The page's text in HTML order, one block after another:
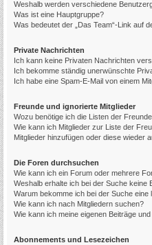
Weshalb werden verschiedene
Was ist eine Hauptgruppe?
Was bedeutet der „Das Team“-Link auf
Private Nachrichten
Ich kann keine Privaten Nachrichten
Ich bekomme ständig unerwünschte
Ich habe eine Spam-E-Mail von einem
Freunde und ignorierte Mitglieder
Wozu benötige ich die Listen der
Wie kann ich Mitglieder zur Liste der
Mitglieder hinzufügen oder diese wieder
Die Foren durchsuchen
Wie kann ich ein Forum oder mehrere
Weshalb erhalte ich bei der Suche keine
Warum bekomme ich bei der Suche eine
Wie kann ich nach Mitgliedern suchen?
Wie kann ich meine eigenen Beiträge
Abonnements und Lesezeichen